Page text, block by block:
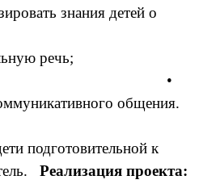
знания детей о
воды;
речь;
общения.
подготовительной к
Реализация проекта: